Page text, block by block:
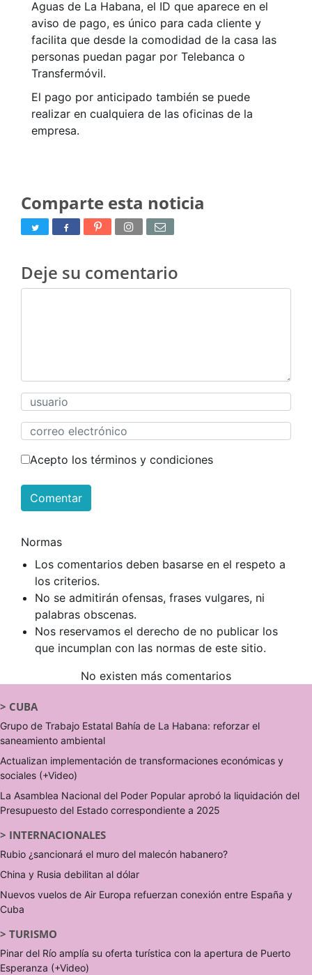
Aguas de La Habana, el ID que aparece en el
aviso de pago, es único para cada cliente y
facilita que desde la comodidad de la casa las
personas puedan pagar por Telebanca o
Transfermóvil.
El pago por anticipado también se puede
realizar en cualquiera de las oficinas de la
empresa.
Comparte esta noticia
Deje su comentario
Acepto los términos y condiciones
Comentar
Normas
Los comentarios deben basarse en el respeto a
los criterios.
No se admitirán ofensas, frases vulgares, ni
palabras obscenas.
Nos reservamos el derecho de no publicar los
que incumplan con las normas de este sitio.
No existen más comentarios
> CUBA
Grupo de Trabajo Estatal Bahía de La Habana: reforzar el
saneamiento ambiental
Actualizan implementación de transformaciones económicas y
sociales (+Video)
La Asamblea Nacional del Poder Popular aprobó la liquidación del
Presupuesto del Estado correspondiente a 2025
> INTERNACIONALES
Rubio ¿sancionará el muro del malecón habanero?
China y Rusia debilitan al dólar
Nuevos vuelos de Air Europa refuerzan conexión entre España y
Cuba
> TURISMO
Pinar del Río amplía su oferta turística con la apertura de Puerto
Esperanza (+Video)